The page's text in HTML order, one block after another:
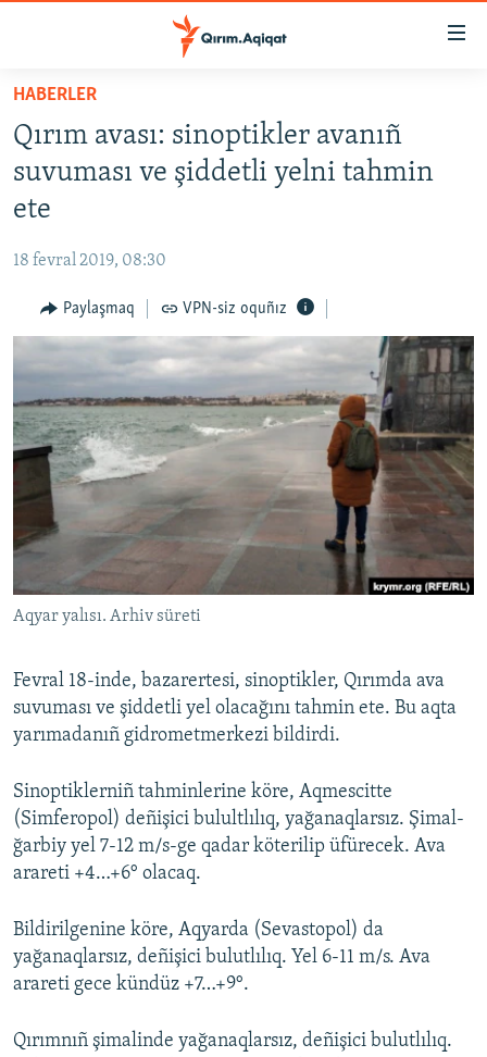
Esas
qaytmaq
Baş
navigatsiyağa
qaytmaq
Qıdıruvğa
SİYASET
İQTİSADİYAT
MEDENİYET
İNSAN AQLARI
VİDEO
SÜRET
BLOGLAR
FİKİR
Русский
Українською
QOŞULIÑIZ!
RFE/RS bütün saytları
HABERLER
Qırım avası: sinoptikler avanıñ
suvuması ve şiddetli yelni tahmin
ete
18 fevral 2019, 08:30
Paylaşmaq VPN-siz oquñız
Aqyar yalısı. Arhiv süreti
Fevral 18-inde, bazarertesi, sinoptikler, Qırımda ava
suvuması ve şiddetli yel olacağını tahmin ete. Bu aqta
yarımadanıñ gidrometmerkezi bildirdi.
Sinoptiklerniñ tahminlerine köre, Aqmescitte
(Simferopol) deñişici bulultlılıq, yağanaqlarsız. Şimal-
ğarbiy yel 7-12 m/s-ge qadar köterilip üfürecek. Ava
arareti +4…+6° olacaq.
Bildirilgenine köre, Aqyarda (Sevastopol) da
yağanaqlarsız, deñişici bulutlılıq. Yel 6-11 m/s. Ava
arareti gece kündüz +7…+9°.
Qırımnıñ şimalinde yağanaqlarsız, deñişici bulutlılıq.